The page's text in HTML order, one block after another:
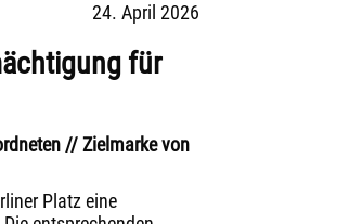
24. April 2026
für
// Zielmarke von
Platz eine